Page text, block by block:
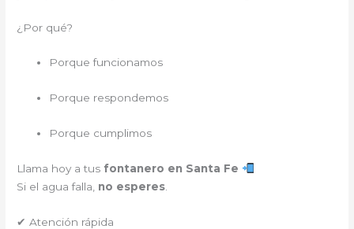
¿Por qué?
Porque funcionamos
Porque respondemos
Porque cumplimos
Llama hoy a tus fontanero en Santa Fe
Si el agua falla, no esperes
✔ Atención rápida